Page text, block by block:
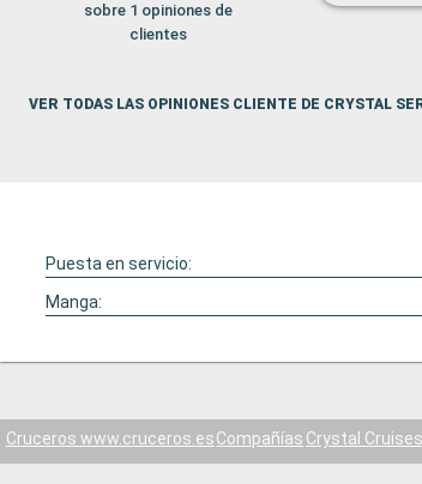
sobre 1 opiniones de
clientes
VER TODAS LAS OPINIONES CLIENTE DE CRYSTAL
Puesta en servicio:
Manga:
Cruceros www.cruceros.esCompañías Crystal Cruises